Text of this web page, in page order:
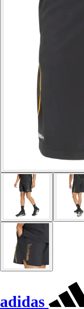
adidas